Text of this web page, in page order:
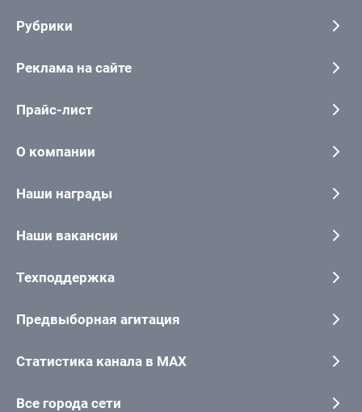
Рубрики
Реклама на сайте
Прайс-лист
О компании
Наши награды
Наши вакансии
Техподдержка
Предвыборная агитация
Статистика канала в MAX
Все города сети